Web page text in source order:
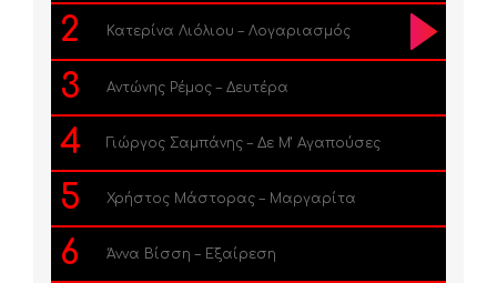
2 Κατερίνα Λιόλιου – Λογαριασμός
3 Αντώνης Ρέμος – Δευτέρα
4 Γιώργος Σαμπάνης – Δε Μ’ Αγαπούσες
5 Χρήστος Μάστορας – Μαργαρίτα
6 Άννα Βίσση – Εξαίρεση